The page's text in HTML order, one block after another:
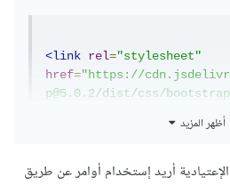
<link rel="stylesheet"
href="https://
p@5.0.2/dist/css/
crossorigin="anonymous">
أظهر المزيد
الإعتيادية أريد إستخدام أوامر عن طريق